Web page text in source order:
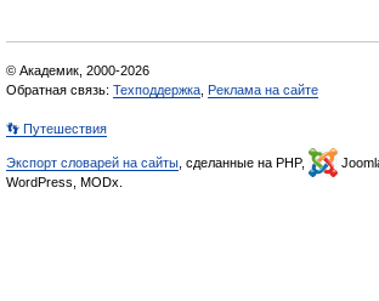
© Академик, 2000-2026
Обратная связь: Техподдержка Реклама на сайте
👣 Путешествия
Экспорт словарей на сайты , сделанные на PHP,
WordPress, MODx.